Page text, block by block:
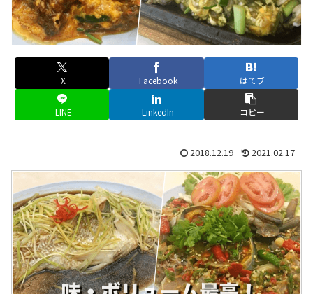
X Facebook はてブ
LINE LinkedIn コピー
2018.12.19 2021.02.17